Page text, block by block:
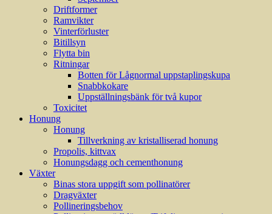
Driftformer
Ramvikter
Vinterförluster
Bitillsyn
Flytta bin
Ritningar
Botten för Lågnormal uppstaplingskupa
Snabbkokare
Uppställningsbänk för två kupor
Toxicitet
Honung
Honung
Tillverkning av kristalliserad honung
Propolis, kittvax
Honungsdagg och cementhonung
Växter
Binas stora uppgift som pollinatörer
Dragväxter
Pollineringsbehov